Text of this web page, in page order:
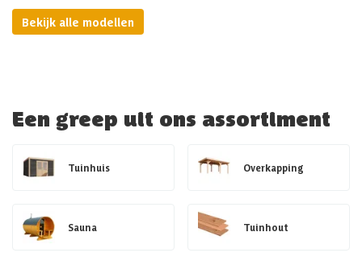
Bekijk alle modellen
Een greep uit ons assortiment
Tuinhuis Overkapping
Sauna Tuinhout